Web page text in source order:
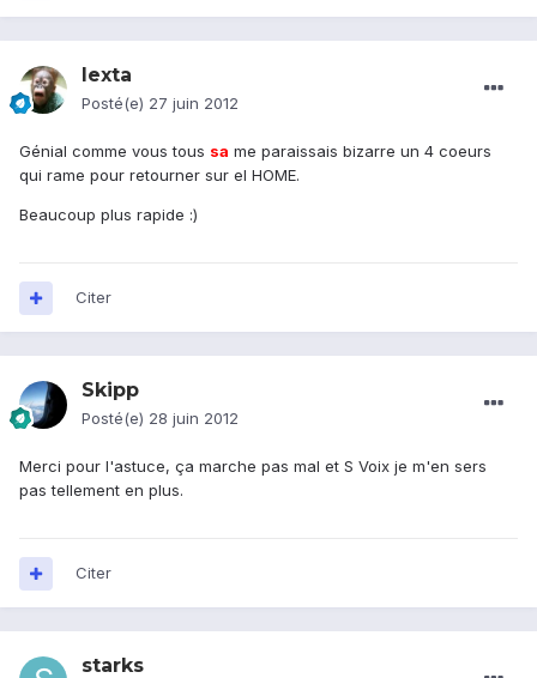
lexta
Posté(e) 27 juin 2012
Génial comme vous tous sa me paraissais bizarre un 4 coeurs
qui rame pour retourner sur el HOME.
Beaucoup plus rapide :)
Citer
Skipp
Posté(e) 28 juin 2012
Merci pour l'astuce, ça marche pas mal et S Voix je m'en sers
pas tellement en plus.
Citer
starks